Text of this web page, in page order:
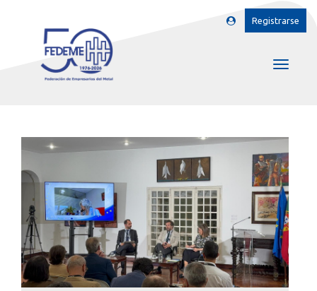
Registrarse